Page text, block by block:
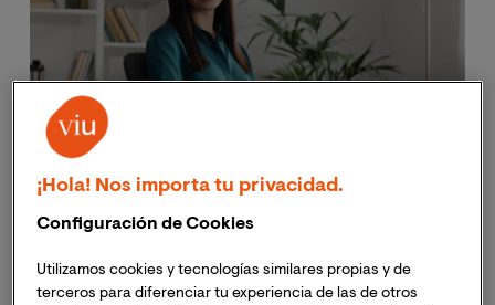
General Sanitaria
Ciencias de la Salud
El único máster que te especializa en las áreas más
demandadas: infanto-juvenil, demencias y
¡Hola! Nos importa tu privacidad.
Configuración de Cookies
Utilizamos cookies y tecnologías similares propias y de
terceros para diferenciar tu experiencia de las de otros